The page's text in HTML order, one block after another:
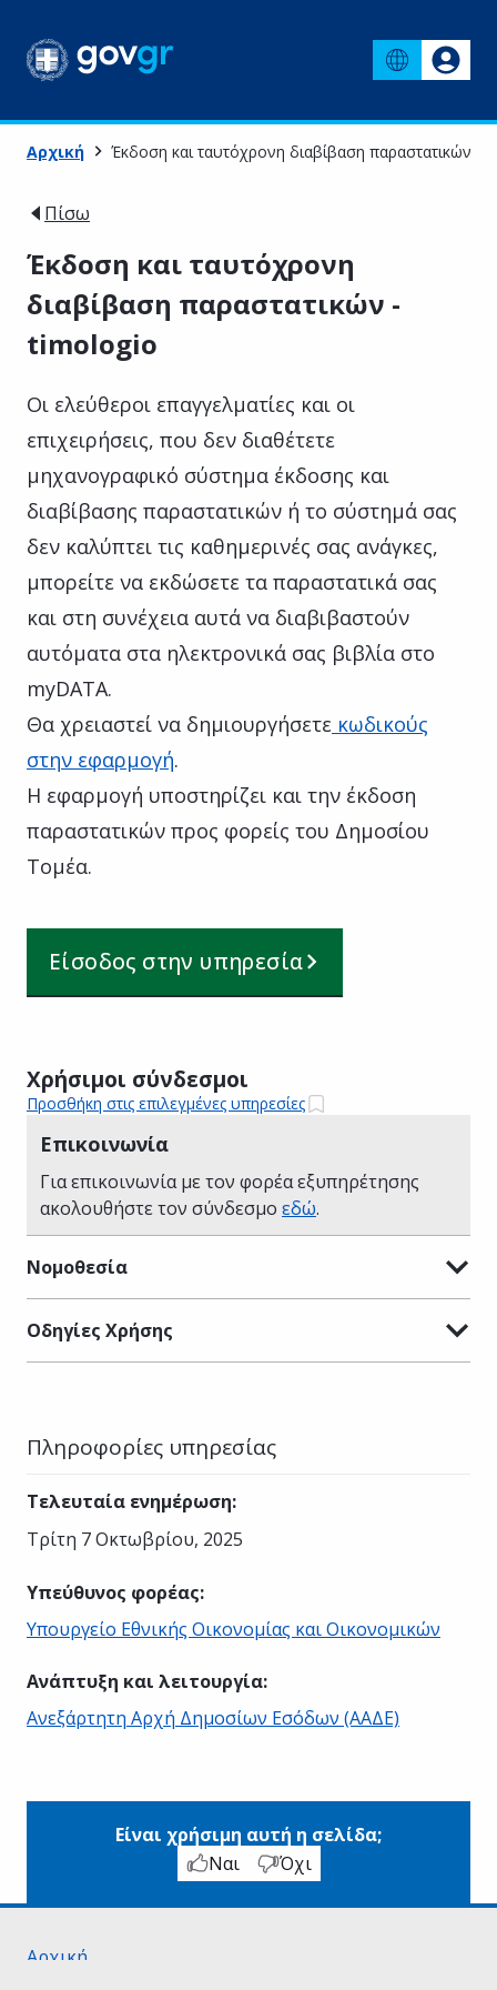
Αρχική Έκδοση και ταυτόχρονη διαβίβαση παραστατικών -
Πίσω
Έκδοση και ταυτόχρονη
διαβίβαση παραστατικών -
timologio
Οι ελεύθεροι επαγγελματίες και οι
επιχειρήσεις, που δεν διαθέτετε
μηχανογραφικό σύστημα έκδοσης και
διαβίβασης παραστατικών ή το σύστημά σας
δεν καλύπτει τις καθημερινές σας ανάγκες,
μπορείτε να εκδώσετε τα παραστατικά σας
και στη συνέχεια αυτά να διαβιβαστούν
αυτόματα στα ηλεκτρονικά σας βιβλία στο
myDATA.
Θα χρειαστεί να δημιουργήσετε κωδικούς
στην εφαρμογή.
Η εφαρμογή υποστηρίζει και την έκδοση
παραστατικών προς φορείς του Δημοσίου
Τομέα.
Είσοδος στην υπηρεσία
Χρήσιμοι σύνδεσμοι
Προσθήκη στις επιλεγμένες υπηρεσίες
Επικοινωνία
Για επικοινωνία με τον φορέα εξυπηρέτησης
ακολουθήστε τον σύνδεσμο εδώ.
Νομοθεσία
Οδηγίες Χρήσης
Πληροφορίες υπηρεσίας
Τελευταία ενημέρωση:
Τρίτη 7 Οκτωβρίου, 2025
Υπεύθυνος φορέας:
Υπουργείο Εθνικής Οικονομίας και Οικονομικών
Ανάπτυξη και λειτουργία:
Ανεξάρτητη Αρχή Δημοσίων Εσόδων (ΑΑΔΕ)
Είναι χρήσιμη αυτή η σελίδα;
Ναι
Όχι
Αρχική